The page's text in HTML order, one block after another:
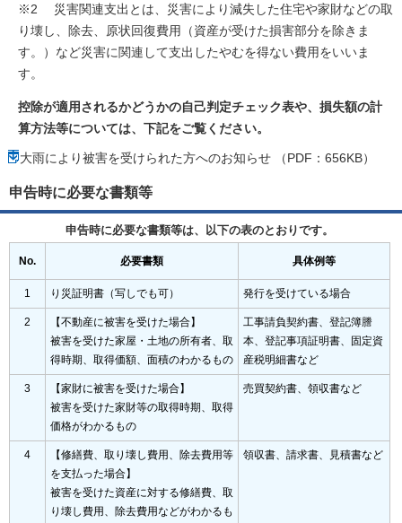
※2 災害関連支出とは、災害により減失した住宅や家財などの取
り壊し、除去、原状回復費用（資産が受けた損害部分を除きま
す。）など災害に関連して支出したやむを得ない費用をいいま
す。
控除が適用されるかどうかの自己判定チェック表や、損失額の計
算方法等については、下記をご覧ください。
大雨により被害を受けられた方へのお知らせ （PDF：656KB）
申告時に必要な書類等
申告時に必要な書類等は、以下の表のとおりです。
No. 必要書類 具体例等
1 り災証明書（写しでも可） 発行を受けている場合
2
【不動産に被害を受けた場合】
被害を受けた家屋・土地の所有者、取
得時期、取得価額、面積のわかるもの
工事請負契約書、登記簿謄
本、登記事項証明書、固定資
産税明細書など
3
【家財に被害を受けた場合】
被害を受けた家財等の取得時期、取得
価格がわかるもの
売買契約書、領収書など
4
【修繕費、取り壊し費用、除去費用等
を支払った場合】
被害を受けた資産に対する修繕費、取
り壊し費用、除去費用などがわかるも
領収書、請求書、見積書など